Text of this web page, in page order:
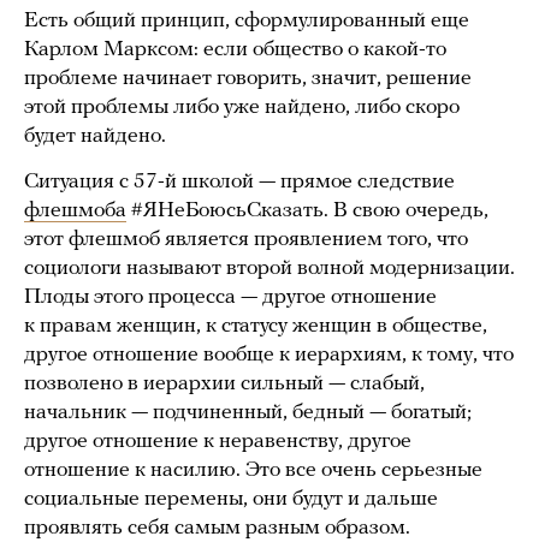
Есть общий принцип, сформулированный еще
Карлом Марксом: если общество о какой-то
проблеме начинает говорить, значит, решение
этой проблемы либо уже найдено, либо скоро
будет найдено.
Ситуация с 57-й школой — прямое следствие
флешмоба #ЯНеБоюсьСказать. В свою очередь,
этот флешмоб является проявлением того, что
социологи называют второй волной модернизации.
Плоды этого процесса — другое отношение
к правам женщин, к статусу женщин в обществе,
другое отношение вообще к иерархиям, к тому, что
позволено в иерархии сильный — слабый,
начальник — подчиненный, бедный — богатый;
другое отношение к неравенству, другое
отношение к насилию. Это все очень серьезные
социальные перемены, они будут и дальше
проявлять себя самым разным образом.